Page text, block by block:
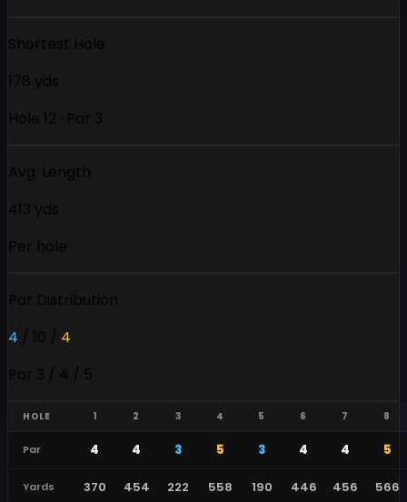
Shortest Hole
178 yds
Hole 12 · Par 3
Avg. Length
413 yds
Per hole
Par Distribution
4 / 10 / 4
Par 3 / 4 / 5
HOLE 1 2 3 4 5 6 7 8
Par 4 4 3 5 3 4 4 5
Yards 370 454 222 558 190 446 456 566